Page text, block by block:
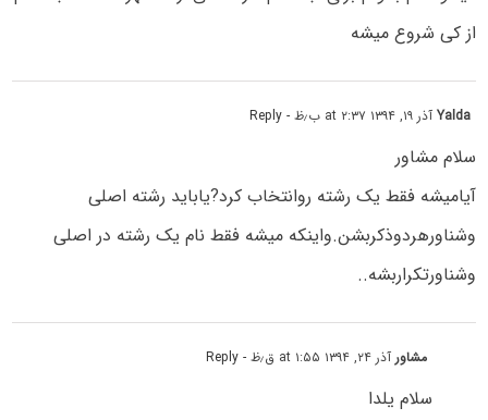
از کی شروع میشه
Yaldaآذر ۱۹, ۱۳۹۴ at ۲:۳۷ ب٫ظ - Reply
سلام مشاور
آیامیشه فقط یک رشته روانتخاب کرد?یاباید رشته اصلی
وشناورهردوذکربشن.واینکه میشه فقط نام یک رشته در اصلی
وشناورتکراربشه..
مشاورآذر ۲۴, ۱۳۹۴ at ۱:۵۵ ق٫ظ - Reply
سلام یلدا